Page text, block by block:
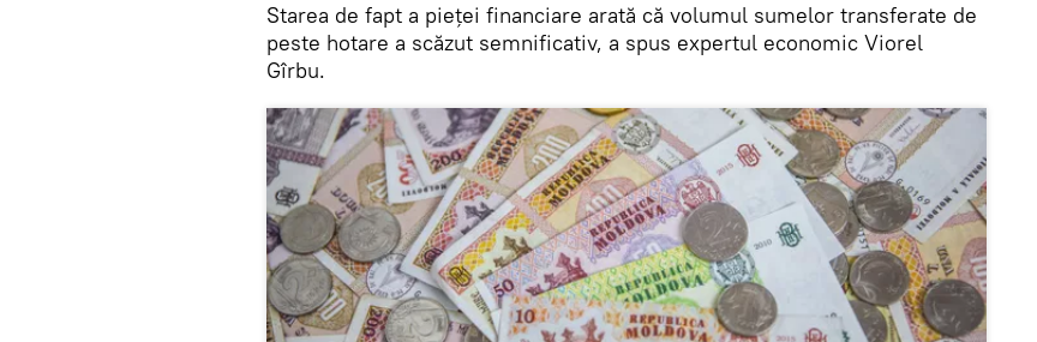
Starea de fapt a pieței financiare arată că volumul sumelor transferate de
peste hotare a scăzut semnificativ, a spus expertul economic Viorel
Gîrbu.